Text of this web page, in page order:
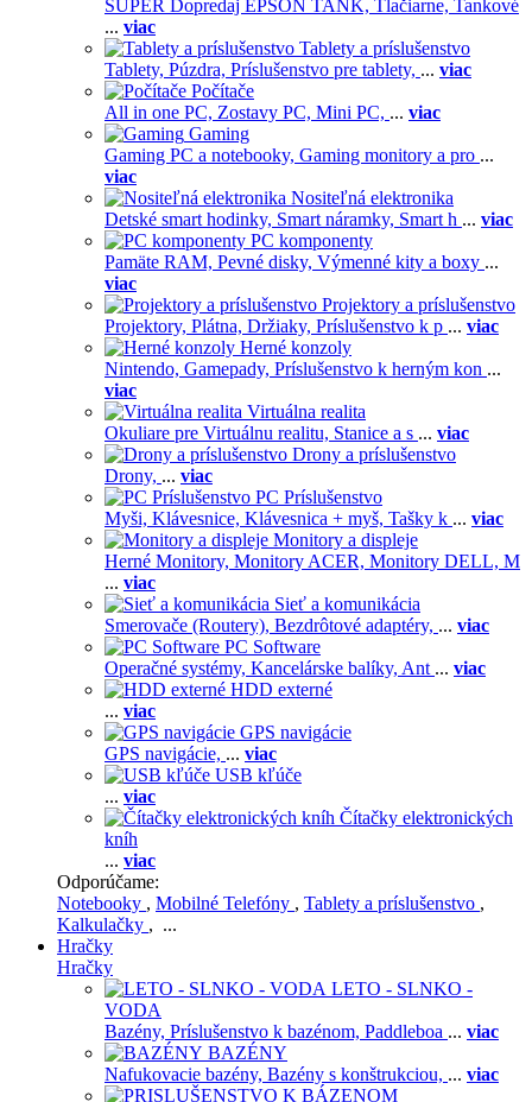
SUPER Dopredaj EPSON TANK, Tlačiarne, Tankové
... viac
Tablety a príslušenstvo
Tablety, Púzdra, Príslušenstvo pre tablety, ... viac
Počítače
All in one PC, Zostavy PC, Mini PC, ... viac
Gaming
Gaming PC a notebooky, Gaming monitory a pro ...
viac
Nositeľná elektronika
Detské smart hodinky, Smart náramky, Smart h ... viac
PC komponenty
Pamäte RAM, Pevné disky, Výmenné kity a boxy ...
viac
Projektory a príslušenstvo
Projektory, Plátna, Držiaky, Príslušenstvo k p ... viac
Herné konzoly
Nintendo, Gamepady, Príslušenstvo k herným kon ...
viac
Virtuálna realita
Okuliare pre Virtuálnu realitu, Stanice a s ... viac
Drony a príslušenstvo
Drony, ... viac
PC Príslušenstvo
Myši, Klávesnice, Klávesnica + myš, Tašky k ... viac
Monitory a displeje
Herné Monitory, Monitory ACER, Monitory DELL, M
... viac
Sieť a komunikácia
Smerovače (Routery), Bezdrôtové adaptéry, ... viac
PC Software
Operačné systémy, Kancelárske balíky, Ant ... viac
HDD externé
... viac
GPS navigácie
GPS navigácie, ... viac
USB kľúče
... viac
Čítačky elektronických
kníh
... viac
Odporúčame:
Notebooky , Mobilné Telefóny , Tablety a príslušenstvo ,
Kalkulačky , ...
Hračky
Hračky
LETO - SLNKO -
VODA
Bazény, Príslušenstvo k bazénom, Paddleboa ... viac
BAZÉNY
Nafukovacie bazény, Bazény s konštrukciou, ... viac